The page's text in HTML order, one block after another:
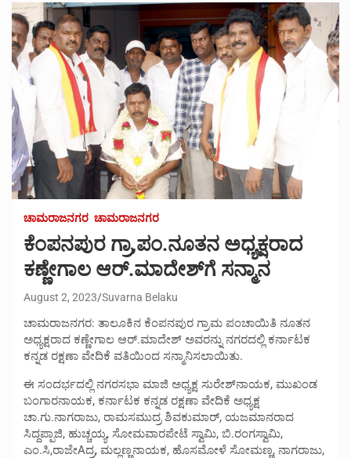
ಚಾಮರಾಜನಗರ ಚಾಮರಾಜನಗರ
ಕೆಂಪನಪುರ ಗ್ರಾ,ಪಂ.ನೂತನ ಅಧ್ಯಕ್ಷರಾದ
ಕಣ್ಣೇಗಾಲ ಆರ್.ಮಾದೇಶ್‌ಗೆ ಸನ್ಮಾನ
August 2, 2023 Suvarna Belaku
ಚಾಮರಾಜನಗರ: ತಾಲೂಕಿನ ಕೆಂಪನಪುರ ಗ್ರಾಮ ಪಂಚಾಯಿತಿ ನೂತನ
ಅಧ್ಯಕ್ಷರಾದ ಕಣ್ಣೇಗಾಲ ಆರ್.ಮಾದೇಶ್ ಅವರನ್ನು ನಗರದಲ್ಲಿ ಕರ್ನಾಟಕ
ಕನ್ನಡ ರಕ್ಷಣಾ ವೇದಿಕೆ ವತಿಯಿಂದ ಸನ್ಮಾನಿಸಲಾಯಿತು.
ಈ ಸಂದರ್ಭದಲ್ಲಿ ನಗರಸಭಾ ಮಾಜಿ ಅಧ್ಯಕ್ಷ ಸುರೇಶ್‌ನಾಯಕ, ಮುಖಂಡ
ಬಂಗಾರನಾಯಕ, ಕರ್ನಾಟಕ ಕನ್ನಡ ರಕ್ಷಣಾ ವೇದಿಕೆ ಅಧ್ಯಕ್ಷ
ಚಾ.ಗು.ನಾಗರಾಜು, ರಾಮಸಮುದ್ರ ಶಿವಕುಮಾರ್, ಯಜಮಾನರಾದ
ಸಿದ್ದಪ್ಪಾಜಿ, ಹುಚ್ಚಯ್ಯ, ಸೋಮವಾರಪೇಟೆ ಸ್ವಾಮಿ, ಬಿ.ರಂಗಸ್ವಾಮಿ,
ಎಂ.ಸಿ,ರಾಜೇAದ್ರ, ಮಲ್ಲಣ್ಣನಾಯಕ, ಹೊಸಮೋಳೆ ಸೋಮಣ್ಣ, ನಾಗರಾಜು,